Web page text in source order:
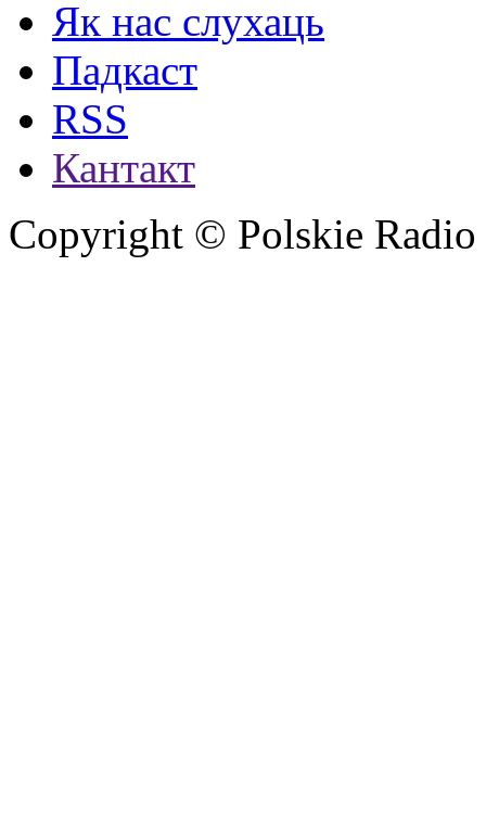
Як нас слухаць
Падкаст
RSS
Кантакт
Copyright © Polskie